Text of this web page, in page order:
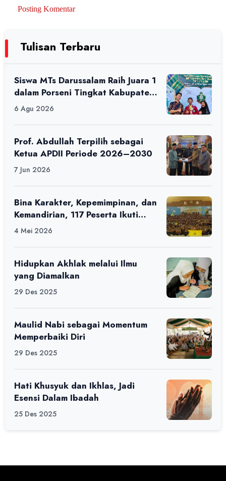
Posting Komentar
Tulisan Terbaru
Siswa MTs Darussalam Raih Juara 1
dalam Porseni Tingkat Kabupaten
6 Agu 2026
Prof. Abdullah Terpilih sebagai
Ketua APDII Periode 2026–2030
7 Jun 2026
Bina Karakter, Kepemimpinan, dan
Kemandirian, 117 Peserta Ikuti
Alfaro Camp di MAN 1 Darussalam
4 Mei 2026
Hidupkan Akhlak melalui Ilmu
yang Diamalkan
29 Des 2025
Maulid Nabi sebagai Momentum
Memperbaiki Diri
29 Des 2025
Hati Khusyuk dan Ikhlas, Jadi
Esensi Dalam Ibadah
25 Des 2025